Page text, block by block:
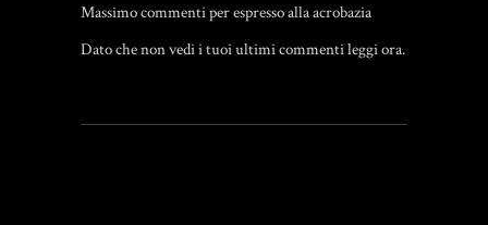
Massimo commenti per espresso alla acrobazia
Dato che non vedi i tuoi ultimi commenti leggi ora.